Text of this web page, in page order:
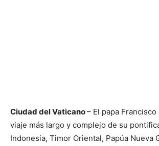
Ciudad del Vaticano– El papa
viaje más largo y complejo de su
Indonesia, Timor Oriental, Papúa Nueva